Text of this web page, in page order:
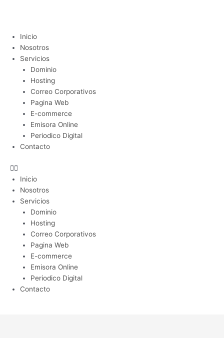
Inicio
Nosotros
Servicios
Dominio
Hosting
Correo Corporativos
Pagina Web
E-commerce
Emisora Online
Periodico Digital
Contacto
Menu
Inicio
Nosotros
Servicios
Dominio
Hosting
Correo Corporativos
Pagina Web
E-commerce
Emisora Online
Periodico Digital
Contacto